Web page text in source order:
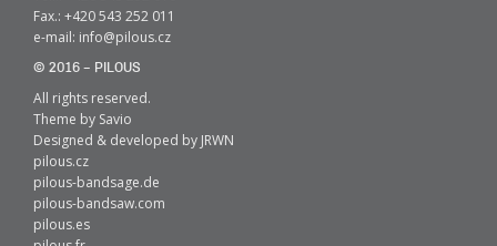
Fax.: +420 543 252 011
e-mail: info@pilous.cz
© 2016 – PILOUS
All rights reserved.
Theme by Savio
Designed & developed by JRWN
pilous.cz
pilous-bandsage.de
pilous-bandsaw.com
pilous.es